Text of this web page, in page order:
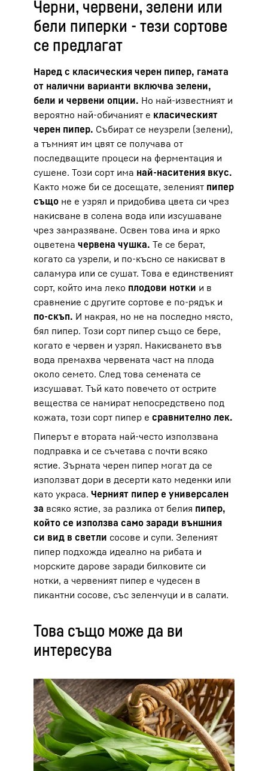
Черни, червени, зелени или
бели пиперки - тези сортове
се предлагат
Наред с класическия черен пипер, гамата
от налични варианти включва зелени,
бели и червени опции. Но най-известният и
вероятно най-обичаният е класическият
черен пипер. Събират се неузрели (зелени),
а тъмният им цвят се получава от
последващите процеси на ферментация и
сушене. Този сорт има най-наситения вкус.
Както може би се досещате, зеленият пипер
също не е узрял и придобива цвета си чрез
накисване в солена вода или изсушаване
чрез замразяване. Освен това има и ярко
оцветена червена чушка. Те се берат,
когато са узрели, и по-късно се накисват в
саламура или се сушат. Това е единственият
сорт, който има леко плодови нотки и в
сравнение с другите сортове е по-рядък и
по-скъп. И накрая, но не на последно място,
бял пипер. Този сорт пипер също се бере,
когато е червен и узрял. Накисването във
вода премахва червената част на плода
около семето. След това семената се
изсушават. Тъй като повечето от острите
вещества се намират непосредствено под
кожата, този сорт пипер е сравнително лек.
Пиперът е втората най-често използвана
подправка и се съчетава с почти всяко
ястие. Зърната черен пипер могат да се
използват дори в десерти като меденки или
като украса. Черният пипер е универсален
за всяко ястие, за разлика от белия пипер,
който се използва само заради външния
си вид в светли сосове и супи. Зеленият
пипер подхожда идеално на рибата и
морските дарове заради билковите си
нотки, а червеният пипер е чудесен в
пикантни сосове, със зеленчуци и в салати.
Това също може да ви
интересува